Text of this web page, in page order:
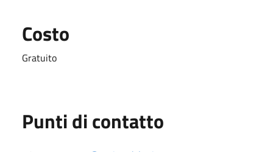
Costo
Gratuito
Punti di contatto